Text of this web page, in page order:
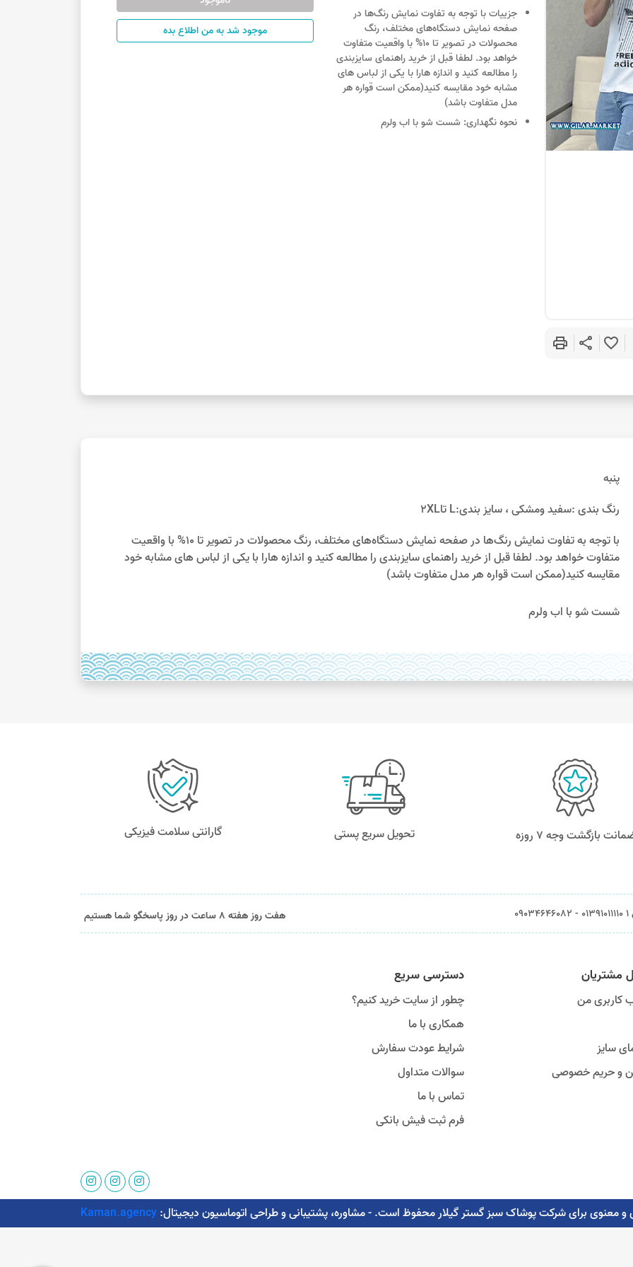
favorite_border
share
print
جزییاتبا توجه به تفاوت نمایش رنگ‌ها در
صفحه نمایش دستگاه‌های مختلف، رنگ
محصولات در تصویر تا 10% با واقعیت متفاوت
خواهد بود. لطفا قبل از خرید راهنمای سایزبندی
را مطالعه کنید و اندازه هارا با یکی از لباس های
مشابه خود مقایسه کنید(ممکن است قواره هر
مدل متفاوت باشد)
نحوه نگهداری: شست شو با اب ولرم
موجود شد به من اطلاع بده
پنبه
رنگ بندی :سفید ومشکی ، سایز بندی:L تا2XL
با توجه به تفاوت نمایش رنگ‌ها در صفحه نمایش دستگاه‌های مختلف، رنگ محصولات در تصویر تا 10% با واقعیت
متفاوت خواهد بود. لطفا قبل از خرید راهنمای سایزبندی را مطالعه کنید و اندازه هارا با یکی از لباس های مشابه خود
مقایسه کنید(ممکن است قواره هر مدل متفاوت باشد)
شست شو با اب ولرم
بازگشت وجه ۷ روزه تحویل سریع پستی گارانتی سلامت فیزیکی
هفت روز هفته 8 ساعت در روز پاسخگو شما هستیم
مشتریان
کاربری من
سایز
و حریم خصوصی
دسترسی سریع
چطور از سایت خرید کنیم؟
همکاری با ما
شرایط عودت سفارش
سوالات متداول
تماس با ما
فرم ثبت فیش بانکی
Kaman.agency